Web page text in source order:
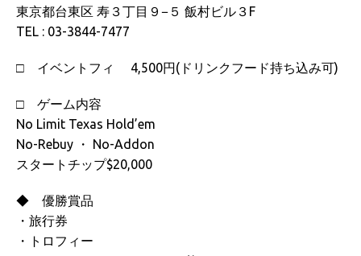
東京都台東区 寿３丁目９−５ 飯村ビル３F
TEL : 03-3844-7477
□ イベントフィ 4,500円(ドリンクフード持ち込み可)
□ ゲーム内容
No Limit Texas Hold’em
No-Rebuy ・ No-Addon
スタートチップ$20,000
◆ 優勝賞品
・旅行券
・トロフィー